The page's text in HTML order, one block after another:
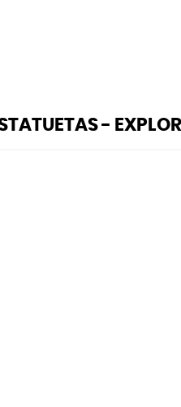
-